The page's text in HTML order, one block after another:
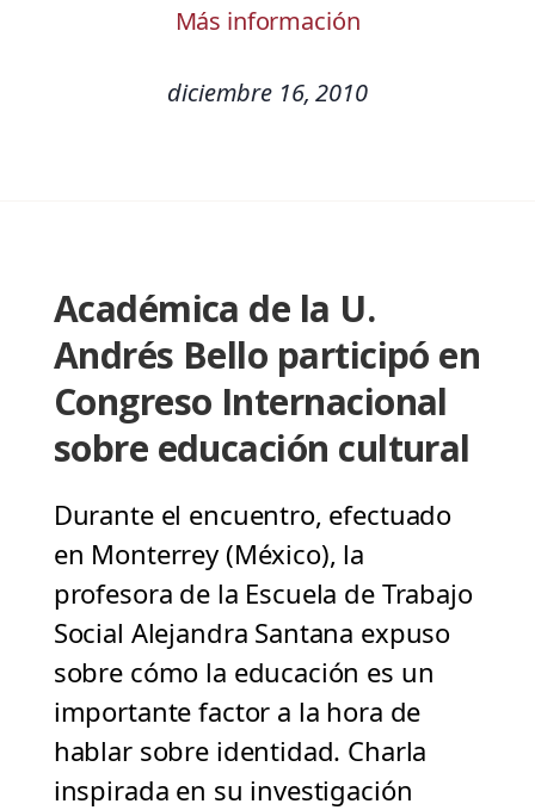
Más información
diciembre 16, 2010
Académica de la U.
Andrés Bello participó en
Congreso Internacional
sobre educación cultural
Durante el encuentro, efectuado
en Monterrey (México), la
profesora de la Escuela de Trabajo
Social Alejandra Santana expuso
sobre cómo la educación es un
importante factor a la hora de
hablar sobre identidad. Charla
inspirada en su investigación